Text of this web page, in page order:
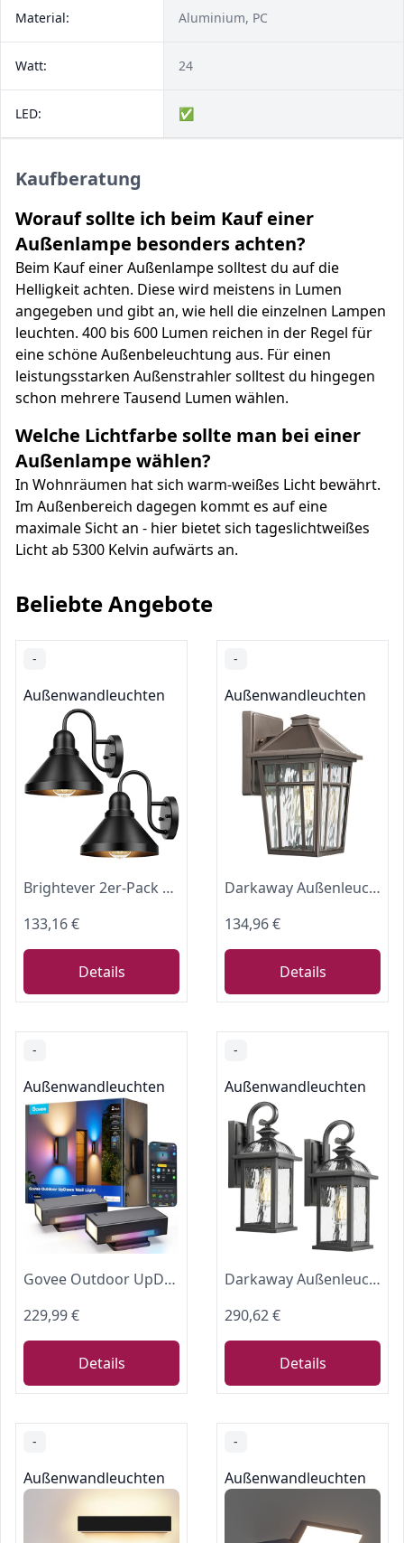
Material: Aluminium, PC
Watt: 24
LED: ✅
Kaufberatung
Worauf sollte ich beim Kauf einer
Außenlampe besonders achten?
Beim Kauf einer Außenlampe solltest du auf die
Helligkeit achten. Diese wird meistens in Lumen
angegeben und gibt an, wie hell die einzelnen Lampen
leuchten. 400 bis 600 Lumen reichen in der Regel für
eine schöne Außenbeleuchtung aus. Für einen
leistungsstarken Außenstrahler solltest du hingegen
schon mehrere Tausend Lumen wählen.
Welche Lichtfarbe sollte man bei einer
Außenlampe wählen?
In Wohnräumen hat sich warm-weißes Licht bewährt.
Im Außenbereich dagegen kommt es auf eine
maximale Sicht an - hier bietet sich tageslichtweißes
Licht ab 5300 Kelvin aufwärts an.
Beliebte Angebote
-
Außenwandleuchten
Brightever 2er-Pack Schwanenhals Außenleuchten Bauernhaus Scheunenlichter Industrielle Schwarz Außenwandleuchte für Carport Garage Patio E26 Sockel Rostfrei Glühbirne Nicht enthalten
133,16 €
Details
-
Außenwandleuchten
Darkaway Außenleuchte, Wandleuchte, Außenleuchte, rostfrei, wasserdicht, Aluminium-Außenleuchte mit Wasserwellung, Glas, für Terrasse, Hof, Tür, Garage
134,96 €
Details
-
Außenwandleuchten
Govee Outdoor UpDown Wandleuchte, 1400lm RGBICWW Wandlamp, IP66, 2 Stück
229,99 €
Details
-
Außenwandleuchten
Darkaway Außenleuchten Wandhalterung, Außenwandleuchte mit Wasserwellung, Glas, wasserdicht, schwarz, Außenwandleuchte für Haus, Veranda, Flur, Garage
290,62 €
Details
-
Außenwandleuchten
-
Außenwandleuchten